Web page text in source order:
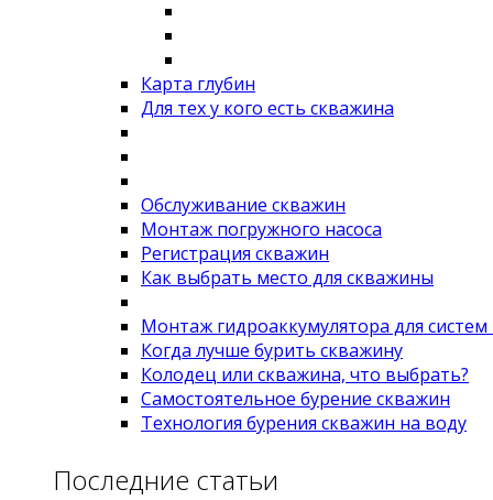
Карта глубин
Для тех у кого есть скважина
Обслуживание скважин
Монтаж погружного насоса
Регистрация скважин
Как выбрать место для скважины
Монтаж гидроаккумулятора для
Когда лучше бурить скважину
Колодец или скважина, что выбрать?
Самостоятельное бурение скважин
Технология бурения скважин на воду
Последние статьи